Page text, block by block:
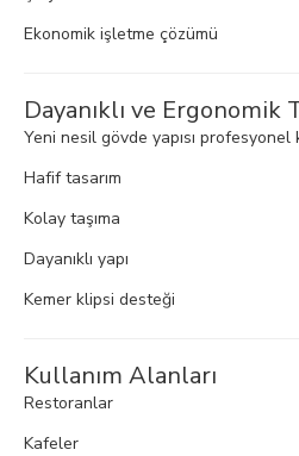
Ekonomik işletme çözümü
Dayanıklı ve Ergonomik
Yeni nesil gövde yapısı profesyonel
Hafif tasarım
Kolay taşıma
Dayanıklı yapı
Kemer klipsi desteği
Kullanım Alanları
Restoranlar
Kafeler